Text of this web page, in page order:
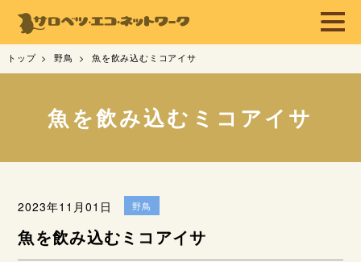
トップ 野鳥 魚を飲み込むミコアイサ
魚を飲み込むミコアイサ
2023年11月01日 野鳥
魚を飲み込むミコアイサ